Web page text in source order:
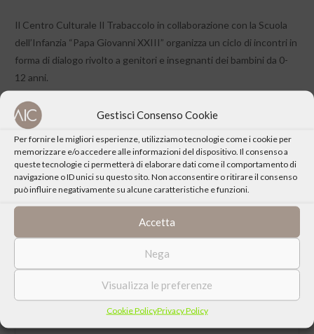
Gestisci Consenso Cookie
Per fornire le migliori esperienze, utilizziamo tecnologie come i cookie per
memorizzare e/o accedere alle informazioni del dispositivo. Il consenso a
queste tecnologie ci permetterà di elaborare dati come il comportamento di
navigazione o ID unici su questo sito. Non acconsentire o ritirare il consenso
può influire negativamente su alcune caratteristiche e funzioni.
Accetta
Nega
Visualizza le preferenze
Cookie PolicyPrivacy Policy
Il Centro Culturale Il Trabaccolo in collaborazione con la Scuola
dell’Infanzia “Papa Giovanni XXIII” organizza un ciclo di incontri in
forma di dialogo rivolto a genitori e insegnanti dei bambini da 0-
12 anni.
CONDIVIDI QUESTO EVENTO